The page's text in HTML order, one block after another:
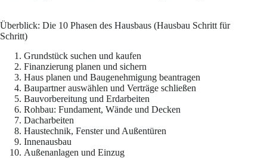
Überblick: Die 10 Phasen des Hausbaus (Hausbau Schritt für
Schritt)
Grundstück suchen und kaufen
Finanzierung planen und sichern
Haus planen und Baugenehmigung beantragen
Baupartner auswählen und Verträge schließen
Bauvorbereitung und Erdarbeiten
Rohbau: Fundament, Wände und Decken
Dacharbeiten
Haustechnik, Fenster und Außentüren
Innenausbau
Außenanlagen und Einzug